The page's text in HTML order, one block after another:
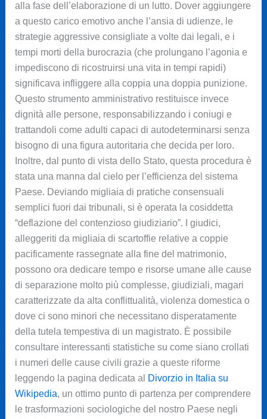
alla fase dell’elaborazione di un lutto. Dover aggiungere
a questo carico emotivo anche l’ansia di udienze, le
strategie aggressive consigliate a volte dai legali, e i
tempi morti della burocrazia (che prolungano l’agonia e
impediscono di ricostruirsi una vita in tempi rapidi)
significava infliggere alla coppia una doppia punizione.
Questo strumento amministrativo restituisce invece
dignità alle persone, responsabilizzando i coniugi e
trattandoli come adulti capaci di autodeterminarsi senza
bisogno di una figura autoritaria che decida per loro.
Inoltre, dal punto di vista dello Stato, questa procedura è
stata una manna dal cielo per l’efficienza del sistema
Paese. Deviando migliaia di pratiche consensuali
semplici fuori dai tribunali, si è operata la cosiddetta
“deflazione del contenzioso giudiziario”. I giudici,
alleggeriti da migliaia di scartoffie relative a coppie
pacificamente rassegnate alla fine del matrimonio,
possono ora dedicare tempo e risorse umane alle cause
di separazione molto più complesse, giudiziali, magari
caratterizzate da alta conflittualità, violenza domestica o
dove ci sono minori che necessitano disperatamente
della tutela tempestiva di un magistrato. È possibile
consultare interessanti statistiche su come siano crollati
i numeri delle cause civili grazie a queste riforme
leggendo la pagina dedicata al
Divorzio in Italia su
Wikipedia, un ottimo punto di partenza per comprendere
le trasformazioni sociologiche del nostro Paese negli